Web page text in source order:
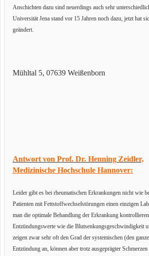
Anschichten dazu sind neuerdings auch sehr
Universität Jena stand vor 15 Jahren noch dazu, jetzt hat
geändert.
Mühltal 5, 07639 Weißenborn
Antwort von Prof. Dr. Henning Zeidler,
Medizinische Hochschule Hannover:
Leider gibt es bei rheumatischen Erkrankungen nicht wie
Patienten mit Fettstoffwechselstörungen einen einzigen
man die optimale Behandlung der Erkrankung
Entzündungswerte wie die Blutsenkungsgeschwindigkeit
zeigen zwar sehr oft den Grad der systemischen (den
Entzündung an, können aber trotz ausgeprägter